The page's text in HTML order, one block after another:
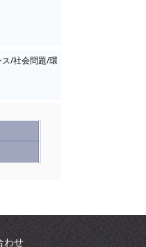
/社会問題/環
Volume
わせ